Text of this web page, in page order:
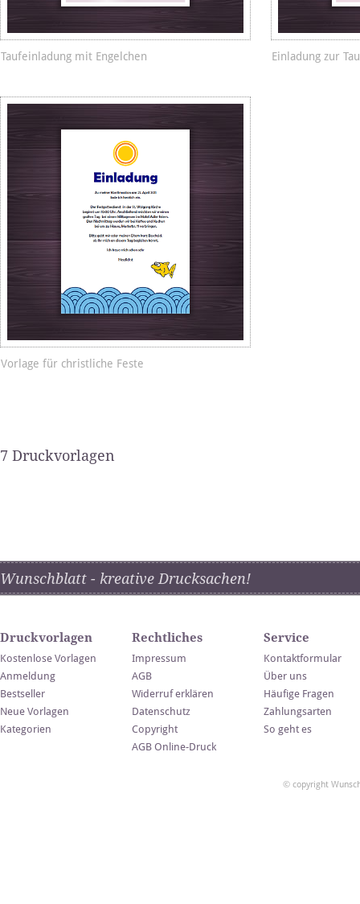
Taufeinladung mit Engelchen Einladung zur
Vorlage für christliche Feste
7 Druckvorlagen
Wunschblatt - kreative Drucksachen!
Druckvorlagen
Kostenlose Vorlagen
Anmeldung
Bestseller
Neue Vorlagen
Kategorien
Rechtliches
Impressum
AGB
Widerruf erklären
Datenschutz
Copyright
AGB Online-Druck
Service
Kontaktformular
Über uns
Häufige Fragen
Zahlungsarten
So geht es
© copyright